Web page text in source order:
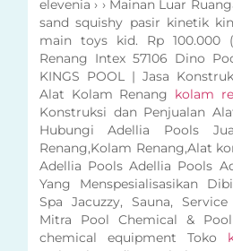
elevenia › › Mainan Luar
sand squishy pasir kinetik
main toys kid. Rp 100.000
Renang Intex 57106 Dino
KINGS POOL | Jasa
Alat Kolam Renang kolam
Konstruksi dan Penjualan
Hubungi Adellia Pools
Renang,Kolam Renang,Alat
Adellia Pools Adellia Pools
Yang Menspesialisasikan
Spa Jacuzzy, Sauna,
Mitra Pool Chemical &
chemical equipment Toko